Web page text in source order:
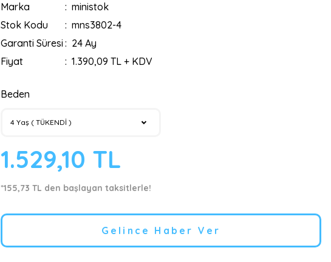
Marka
ministok
Stok Kodu
mns3802-4
Garanti Süresi
24 Ay
Fiyat
1.390,09 TL + KDV
Beden
1.529,10 TL
*155,73 TL den başlayan taksitlerle!
Gelince Haber Ver